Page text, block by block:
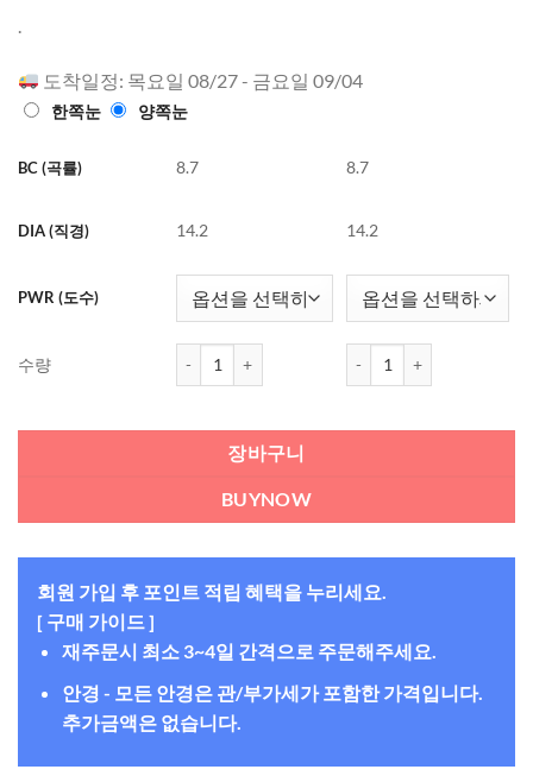
.
도착일정: 목요일 08/27 - 금요일 09/04
한쪽눈 양쪽눈
BC (곡률) 8.7
DIA (직경) 14.2
PWR (도수)
수량
8.7
14.2
장바구니
BUYNOW
회원 가입 후 포인트 적립 혜택을 누리세요.
[ 구매 가이드 ]
재주문시 최소 3~4일 간격으로 주문해주세요.
안경 - 모든 안경은 관/부가세가 포함한 가격입니다.
추가금액은 없습니다.